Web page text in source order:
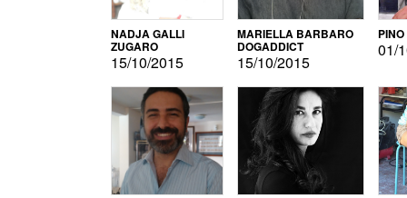
NADJA GALLI
ZUGARO
15/10/2015
MARIELLA BARBARO
DOGADDICT
15/10/2015
01/